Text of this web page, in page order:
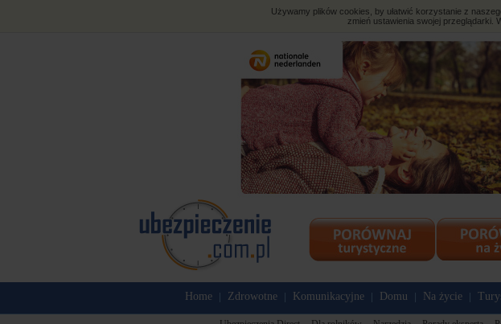
Używamy plików cookies, by ułatwić korzystanie z
zmień ustawienia swojej przeglądarki.
Home Zdrowotne Komunikacyjne Domu Na życie